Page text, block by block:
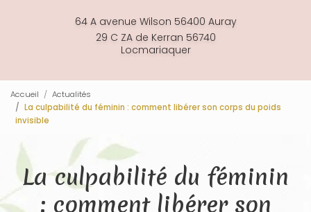
64 A avenue Wilson 56400 Auray
29 C ZA de Kerran 56740
Locmariaquer
Accueil
Actualités
La culpabilité du féminin : comment libérer son corps du poids
invisible
La culpabilité du féminin
: comment libérer son